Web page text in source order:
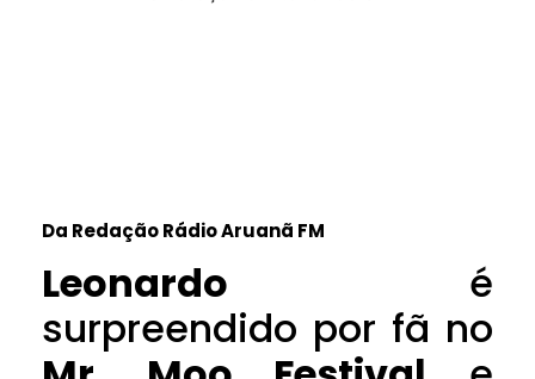
Da Redação Rádio Aruanã FM
Leonardo é
surpreendido por fã no